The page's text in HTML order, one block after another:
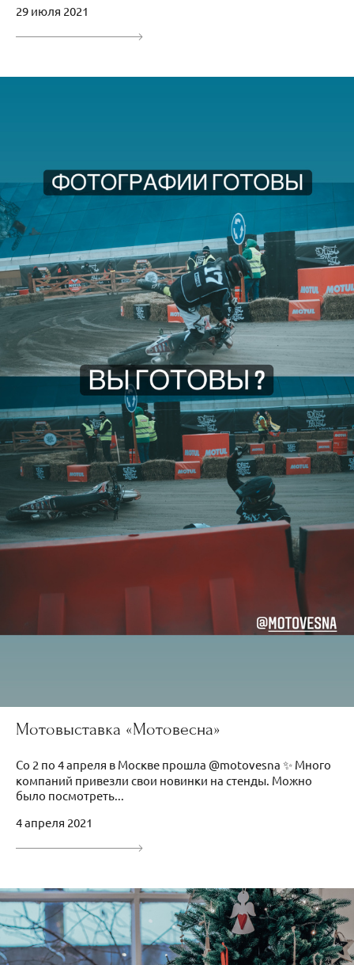
29 июля 2021
Мотовыставка «Мотовесна»
Со 2 по 4 апреля в Москве прошла @motovesna ✨ Много
компаний привезли свои новинки на стенды. Можно
было посмотреть...
4 апреля 2021